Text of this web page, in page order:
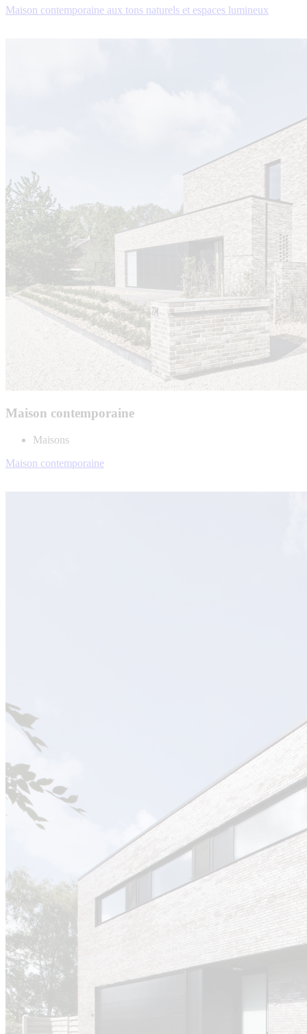
Maison contemporaine aux tons naturels et espaces lumineux
Maison contemporaine
Maisons
Maison contemporaine